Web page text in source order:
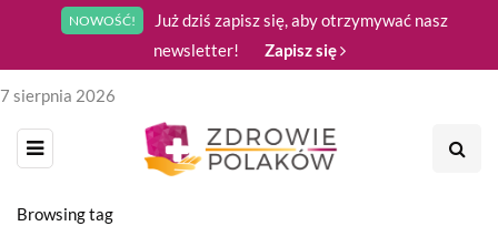
NOWOŚĆ!
Już dziś zapisz się, aby otrzymywać nasz
newsletter!
Zapisz się
7 sierpnia 2026
Browsing tag